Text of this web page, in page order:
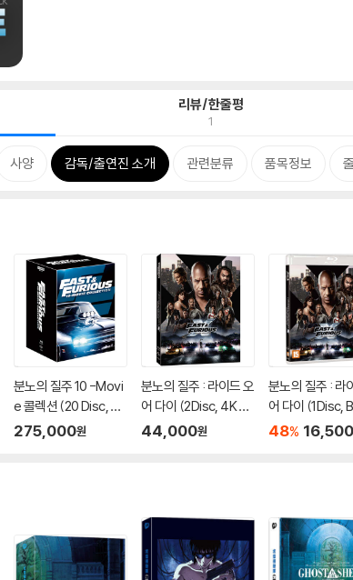
리뷰/한줄평
1
사양 감독/출연진 소개 관련분류 품목정보
분노의 질주 10 -Movi
e 콜렉션 (20 Disc, 4K
UHD BD 아웃박스) :
275,000원
분노의 질주 : 라이드 오
어 다이 (2Disc, 4K U
HD BD 초도한정 슬립
44,000원
분노의 질주 : 라
어 다이 (1Disc,
블루레이
48% 16,500